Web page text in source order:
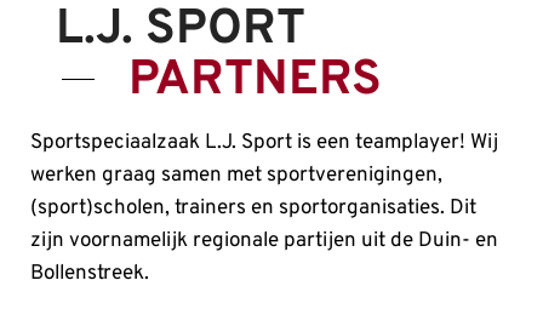
L.J. SPORT
PARTNERS
Sportspeciaalzaak L.J. Sport is een teamplayer! Wij
werken graag samen met sportverenigingen,
(sport)scholen, trainers en sportorganisaties. Dit
zijn voornamelijk regionale partijen uit de Duin- en
Bollenstreek.